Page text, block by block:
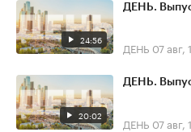
24:56
ДЕНЬ.
ДЕНЬ 07 авг,
20:02
ДЕНЬ.
ДЕНЬ 07 авг,